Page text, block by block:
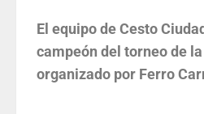
El equipo de Cesto
campeón del torneo de
organizado por Ferro